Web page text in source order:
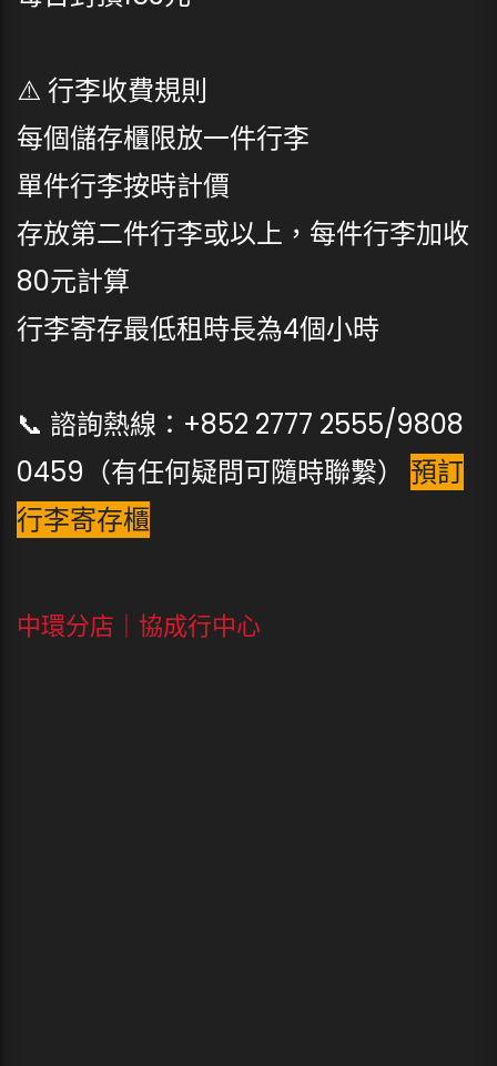
⚠️ 行李收費規則
每個儲存櫃限放一件行李
單件行李按時計價
存放第二件行李或以上，每件行李加收
80元計算
行李寄存最低租時長為4個小時
📞 諮詢熱線：+852 2777 2555/9808
0459（有任何疑問可隨時聯繫） 預訂
行李寄存櫃
中環分店｜協成行中心